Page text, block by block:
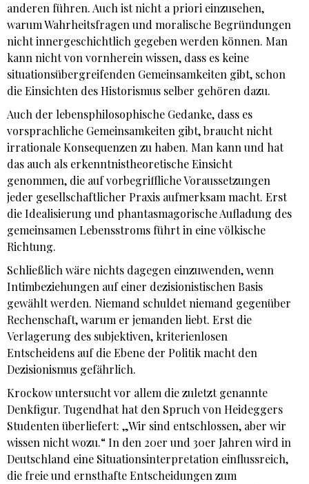
anderen führen. Auch ist nicht a priori einzusehen,
warum Wahrheitsfragen und moralische Begründungen
nicht innergeschichtlich gegeben werden können. Man
kann nicht von vornherein wissen, dass es keine
situationsübergreifenden Gemeinsamkeiten gibt, schon
die Einsichten des Historismus selber gehören dazu.
Auch der lebensphilosophische Gedanke, dass es
vorsprachliche Gemeinsamkeiten gibt, braucht nicht
irrationale Konsequenzen zu haben. Man kann und hat
das auch als erkenntnistheoretische Einsicht
genommen, die auf vorbegriffliche Voraussetzungen
jeder gesellschaftlicher Praxis aufmerksam macht. Erst
die Idealisierung und phantasmagorische Aufladung des
gemeinsamen Lebensstroms führt in eine völkische
Richtung.
Schließlich wäre nichts dagegen einzuwenden, wenn
Intimbeziehungen auf einer dezisionistischen Basis
gewählt werden. Niemand schuldet niemand gegenüber
Rechenschaft, warum er jemanden liebt. Erst die
Verlagerung des subjektiven, kriterienlosen
Entscheidens auf die Ebene der Politik macht den
Dezisionismus gefährlich.
Krockow untersucht vor allem die zuletzt genannte
Denkfigur. Tugendhat hat den Spruch von Heideggers
Studenten überliefert: „Wir sind entschlossen, aber wir
wissen nicht wozu.“ In den 20er und 30er Jahren wird in
Deutschland eine Situationsinterpretation einflussreich,
die freie und ernsthafte Entscheidungen zum